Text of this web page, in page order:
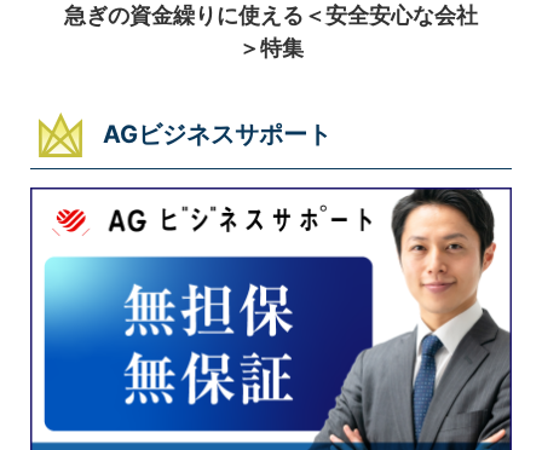
急ぎの資金繰りに使える＜安全安心な会社
＞特集
AGビジネスサポート